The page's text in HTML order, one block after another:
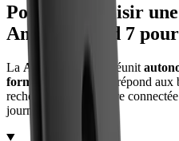
Pourquoi choisir
Amazfit Band 7
La Amazfit Band 7 réunit
format léger
. Ce trio répond aux
recherchent une montre
journée entière.